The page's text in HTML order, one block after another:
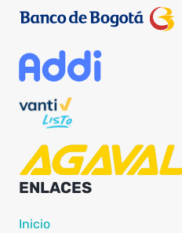
ENLACES
Inicio